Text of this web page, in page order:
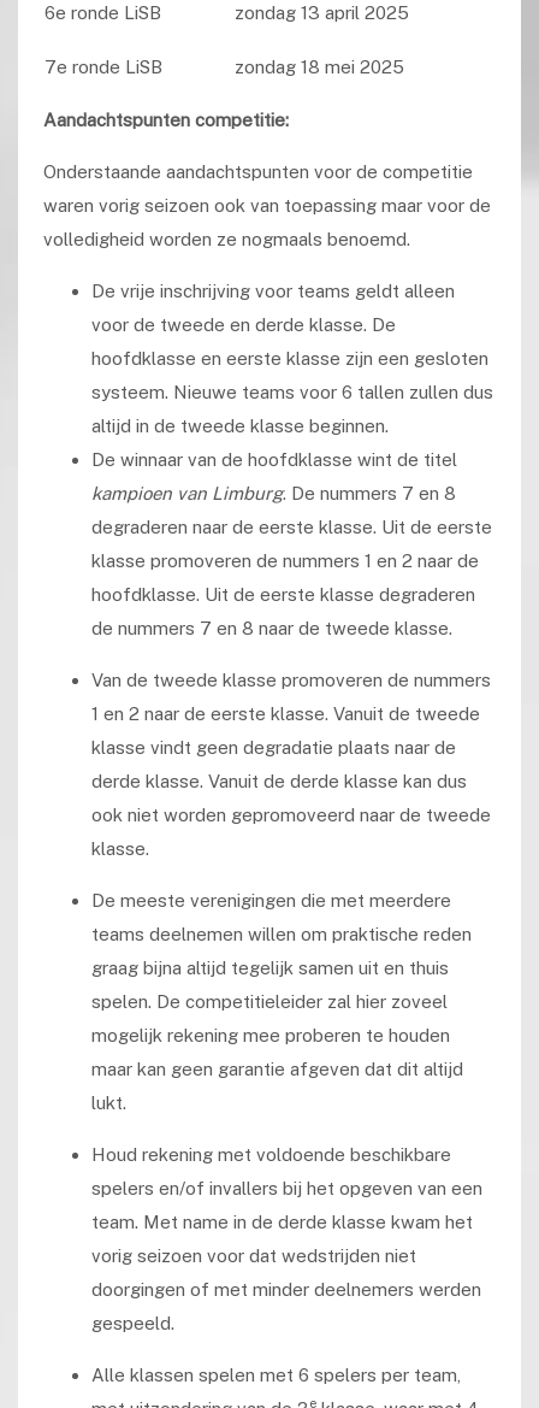
6e ronde LiSB zondag 13 april 2025
7e ronde LiSB zondag 18 mei 2025
Aandachtspunten competitie:
Onderstaande aandachtspunten voor de competitie
waren vorig seizoen ook van toepassing maar voor de
volledigheid worden ze nogmaals benoemd.
De vrije inschrijving voor teams geldt alleen
voor de tweede en derde klasse. De
hoofdklasse en eerste klasse zijn een gesloten
systeem. Nieuwe teams voor 6 tallen zullen dus
altijd in de tweede klasse beginnen.
De winnaar van de hoofdklasse wint de titel
kampioen van Limburg. De nummers 7 en 8
degraderen naar de eerste klasse. Uit de eerste
klasse promoveren de nummers 1 en 2 naar de
hoofdklasse. Uit de eerste klasse degraderen
de nummers 7 en 8 naar de tweede klasse.
Van de tweede klasse promoveren de nummers
1 en 2 naar de eerste klasse. Vanuit de tweede
klasse vindt geen degradatie plaats naar de
derde klasse. Vanuit de derde klasse kan dus
ook niet worden gepromoveerd naar de tweede
klasse.
De meeste verenigingen die met meerdere
teams deelnemen willen om praktische reden
graag bijna altijd tegelijk samen uit en thuis
spelen. De competitieleider zal hier zoveel
mogelijk rekening mee proberen te houden
maar kan geen garantie afgeven dat dit altijd
lukt.
Houd rekening met voldoende beschikbare
spelers en/of invallers bij het opgeven van een
team. Met name in de derde klasse kwam het
vorig seizoen voor dat wedstrijden niet
doorgingen of met minder deelnemers werden
gespeeld.
Alle klassen spelen met 6 spelers per team,
e